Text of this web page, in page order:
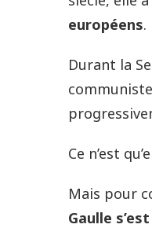
européens.
Durant la
Ce n’est
Mais pour
Gaulle